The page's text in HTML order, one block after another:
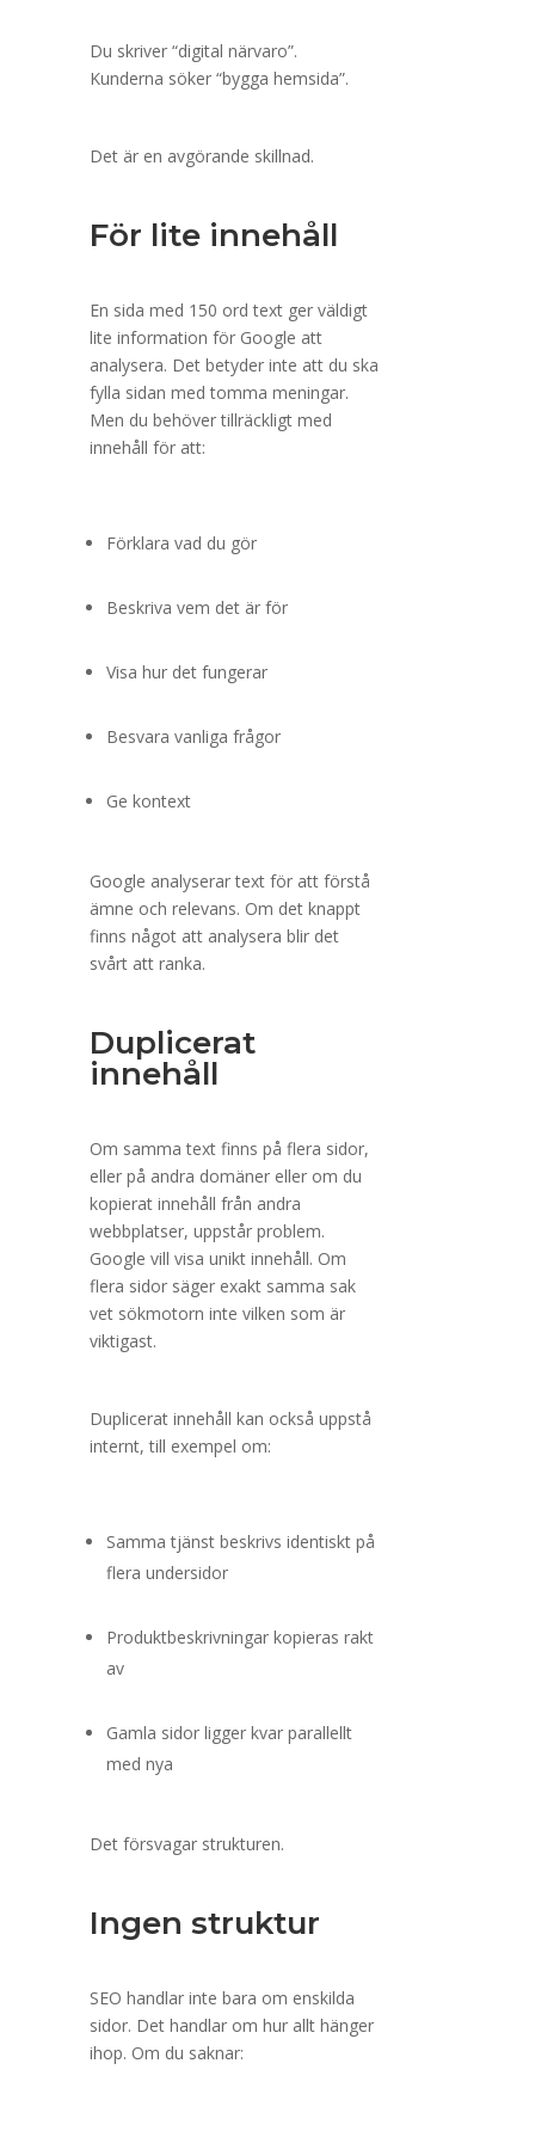
Du skriver “digital närvaro”.
Kunderna söker “bygga hemsida”.
Det är en avgörande skillnad.
För lite innehåll
En sida med 150 ord text ger väldigt
lite information för Google att
analysera. Det betyder inte att du ska
fylla sidan med tomma meningar.
Men du behöver tillräckligt med
innehåll för att:
Förklara vad du gör
Beskriva vem det är för
Visa hur det fungerar
Besvara vanliga frågor
Ge kontext
Google analyserar text för att förstå
ämne och relevans. Om det knappt
finns något att analysera blir det
svårt att ranka.
Duplicerat
innehåll
Om samma text finns på flera sidor,
eller på andra domäner eller om du
kopierat innehåll från andra
webbplatser, uppstår problem.
Google vill visa unikt innehåll. Om
flera sidor säger exakt samma sak
vet sökmotorn inte vilken som är
viktigast.
Duplicerat innehåll kan också uppstå
internt, till exempel om:
Samma tjänst beskrivs identiskt på
flera undersidor
Produktbeskrivningar kopieras rakt
av
Gamla sidor ligger kvar parallellt
med nya
Det försvagar strukturen.
Ingen struktur
SEO handlar inte bara om enskilda
sidor. Det handlar om hur allt hänger
ihop. Om du saknar: